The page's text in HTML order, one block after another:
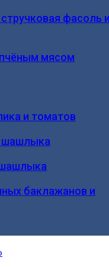
фасоль
мясом
и томатов
шашлыка
баклажанов и